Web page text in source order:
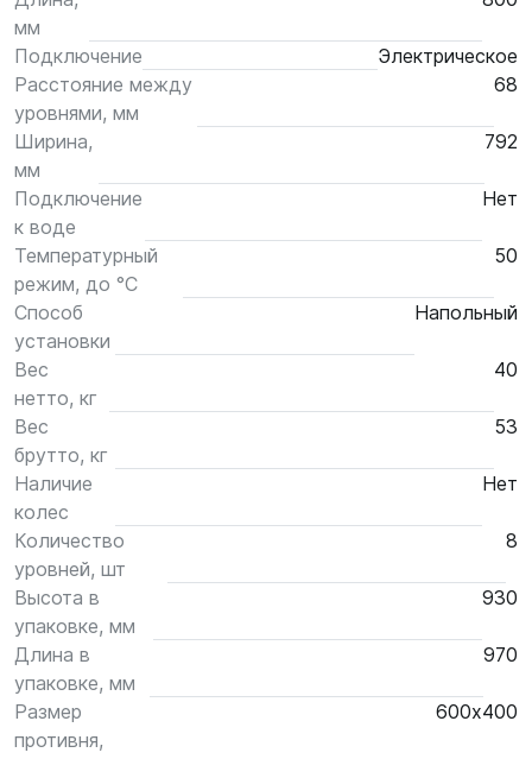
мм
Подключение
Электрическое
Расстояние между
уровнями, мм
68
Ширина,
мм
792
Подключение
к воде
Нет
Температурный
режим, до °С
50
Способ
установки
Напольный
Вес
нетто, кг
40
Вес
брутто, кг
53
Наличие
колес
Нет
Количество
уровней, шт
8
Высота в
упаковке, мм
930
Длина в
упаковке, мм
970
Размер
противня,
600х400